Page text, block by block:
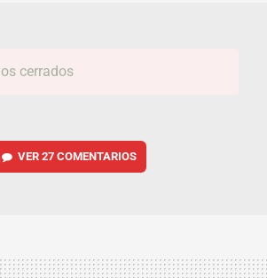
cerrados
VER 27 COMENTARIOS